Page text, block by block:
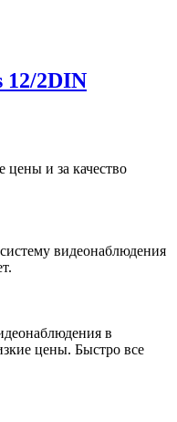
12/2DIN
и за качество
видеонаблюдения
в
цены. Быстро все